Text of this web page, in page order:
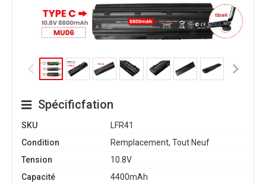
Spécificfation
SKU
LFR41
Condition
Remplacement, Tout Neuf
Tension
10.8V
Capacité
4400mAh